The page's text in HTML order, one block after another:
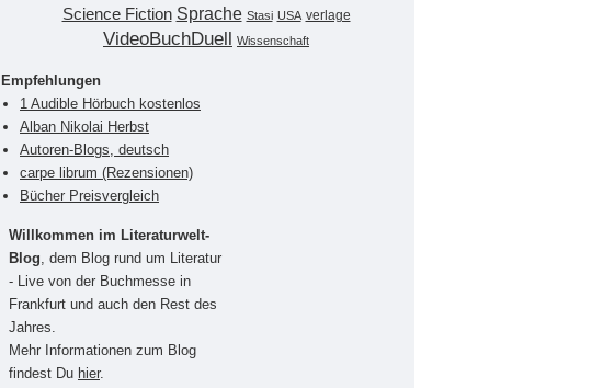
Science Fiction Sprache Stasi USA verlage
VideoBuchDuell Wissenschaft
Empfehlungen
1 Audible Hörbuch kostenlos
Alban Nikolai Herbst
Autoren-Blogs, deutsch
carpe librum (Rezensionen)
Bücher Preisvergleich
Willkommen im Literaturwelt-
Blog , dem Blog rund um Literatur
- Live von der Buchmesse in
Frankfurt und auch den Rest des
Jahres.
Mehr Informationen zum Blog
findest Du hier.